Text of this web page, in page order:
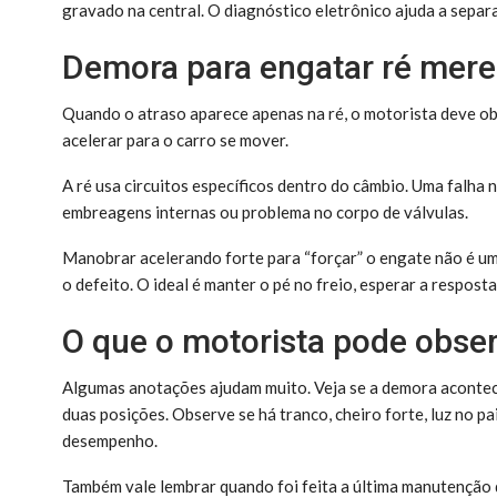
gravado na central. O diagnóstico eletrônico ajuda a
Demora para engatar ré
Quando o atraso aparece apenas na ré, o motorista deve
acelerar para o carro se mover.
A ré usa circuitos específicos dentro do câmbio. Uma falha
embreagens internas ou problema no corpo de válvulas.
Manobrar acelerando forte para “forçar” o engate não é
o defeito. O ideal é manter o pé no freio, esperar a
O que o motorista pode
Algumas anotações ajudam muito. Veja se a demora
duas posições. Observe se há tranco, cheiro forte, luz no
desempenho.
Também vale lembrar quando foi feita a última